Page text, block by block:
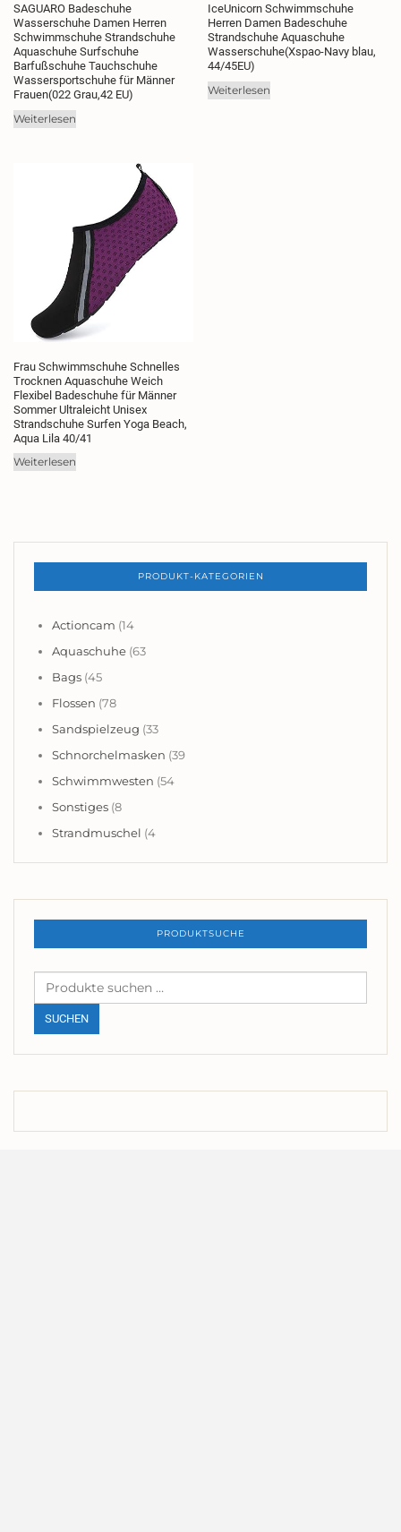
SAGUARO Badeschuhe
Wasserschuhe Damen Herren
Schwimmschuhe Strandschuhe
Aquaschuhe Surfschuhe
Barfußschuhe Tauchschuhe
Wassersportschuhe für Männer
Frauen(022 Grau,42 EU)
Weiterlesen
IceUnicorn Schwimmschuhe
Herren Damen Badeschuhe
Strandschuhe Aquaschuhe
Wasserschuhe(Xspao-Navy blau,
44/45EU)
Weiterlesen
Frau Schwimmschuhe Schnelles
Trocknen Aquaschuhe Weich
Flexibel Badeschuhe für Männer
Sommer Ultraleicht Unisex
Strandschuhe Surfen Yoga Beach,
Aqua Lila 40/41
Weiterlesen
PRODUKT-KATEGORIEN
Actioncam (14
Aquaschuhe (63
Bags (45
Flossen (78
Sandspielzeug (33
Schnorchelmasken (39
Schwimmwesten (54
Sonstiges (8
Strandmuschel (4
PRODUKTSUCHE
Suchen
nach:
SUCHEN